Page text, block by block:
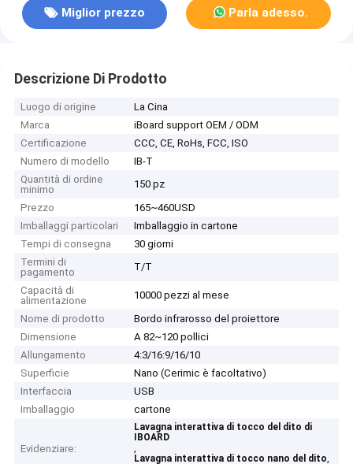
Miglior prezzo Parla adesso.
Descrizione Di Prodotto
Luogo di origine
La Cina
Marca
iBoard support OEM / ODM
Certificazione
CCC, CE, RoHs, FCC, ISO
Numero di modello
IB-T
Quantità di ordine
minimo
150 pz
Prezzo
165~460USD
Imballaggi particolari
Imballaggio in cartone
Tempi di consegna
30 giorni
Termini di
pagamento
T/T
Capacità di
alimentazione
10000 pezzi al mese
Nome di prodotto
Bordo infrarosso del proiettore
Dimensione
A 82~120 pollici
Allungamento
4:3/16:9/16/10
Superficie
Nano (Cerimic è facoltativo)
Interfaccia
USB
Imballaggio
cartone
Evidenziare:
Lavagna interattiva di tocco del dito di
IBOARD
,
Lavagna interattiva di tocco nano del dito,